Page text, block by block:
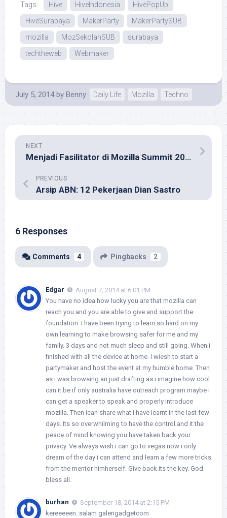
Tags: Hive HiveIndonesia
HivePopUp
HiveSurabaya
MakerParty
MakerPartySUB
mozilla
MozSekolahSUB
surabaya
techtheweb
Webmaker
July 5, 2014 by Benny Daily Life Mozilla Techno
NEXT
Menjadi Fasilitator di Mozilla Summit 2013
PREVIOUS
Arsip ABN: 12 Pekerjaan Dian Sastro
6 Responses
Comments 4 Pingbacks 2
Edgar
August 7, 2014 at 6:01 PM
You have no idea how lucky you are that mozilla can
reach you and you are able to give and support the
foundation. I have been trying to learn so hard on my
own learning to make browsing safer for me and my
family. 3 days and not much sleep and still going. When i
finished with all the device at home. I wiesh to start a
partymaker and host the event at my humble home. Then
as i was browsing an just drafting as i imagine how cool
can it be if only australia have outreach program maybe i
can get a speaker to speak and properly introduce
mozilla. Then ican share what i have learnt in the last few
days. Its so overwhilming to have the control and it the
peace of mind knowing you have taken back your
privacy. Ve always wish i can go to vegas now i only
dream of the day i can attend and learn a few more tricks
from the mentor himherself. Give back.its the key. God
bless all.
burhan
September 18, 2014 at 2:15 PM
kereeeeen..salam galerigadgetcom